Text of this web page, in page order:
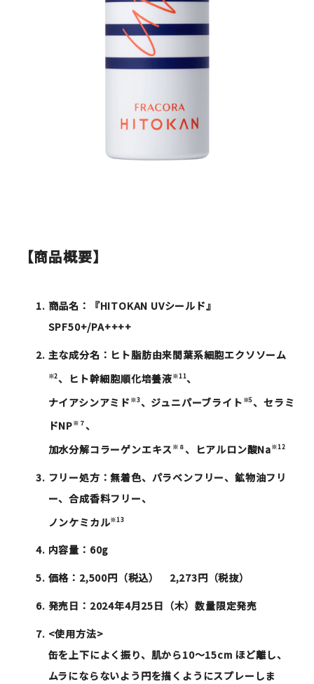
【商品概要】
商品名：『HITOKAN UVシールド』
SPF50+/PA++++
主な成分名：ヒト脂肪由来間葉系細胞エクソソーム
※2、ヒト幹細胞順化培養液※11、
ナイアシンアミド ※3、ジュニパーブライト ※5、セラミ
ドNP※７、
加水分解コラーゲンエキス ※８、ヒアルロン酸Na※12
フリー処方：無着色、パラベンフリー、鉱物油フリ
ー、合成香料フリー、
ノンケミカル※13
内容量：60g
価格：2,500円（税込） 2,273円（税抜）
発売日：2024年4月25日（木）数量限定発売
<使用方法>
缶を上下によく振り、肌から10～15cm ほど離し、
ムラにならないよう円を描くようにスプレーしま